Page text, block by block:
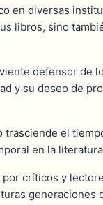
en diversas
libros, sino
defensor de
y su deseo de
el
en la
críticos y
generaciones